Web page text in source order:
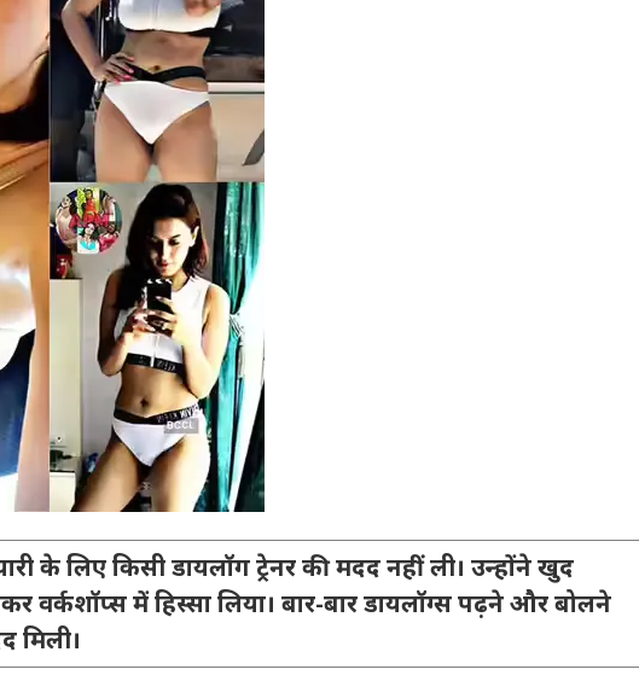
के लिए किसी डायलॉग ट्रेनर की मदद नहीं ली। उन्होंने खुद
वर्कशॉप्स में हिस्सा लिया। बार-बार डायलॉग्स पढ़ने और बोलने
मिली।